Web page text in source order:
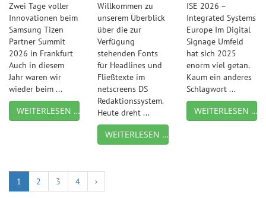
Zwei Tage voller
Innovationen beim
Samsung Tizen
Partner Summit
2026 in Frankfurt
Auch in diesem
Jahr waren wir
wieder beim ...
WEITERLESEN …
Willkommen zu
unserem Überblick
über die zur
Verfügung
stehenden Fonts
für Headlines und
Fließtexte im
netscreens DS
Redaktionssystem.
Heute dreht ...
WEITERLESEN …
ISE 2026 –
Integrated Systems
Europe Im Digital
Signage Umfeld
hat sich 2025
enorm viel getan.
Kaum ein anderes
Schlagwort ...
WEITERLESEN …
1 2 3 4 ›